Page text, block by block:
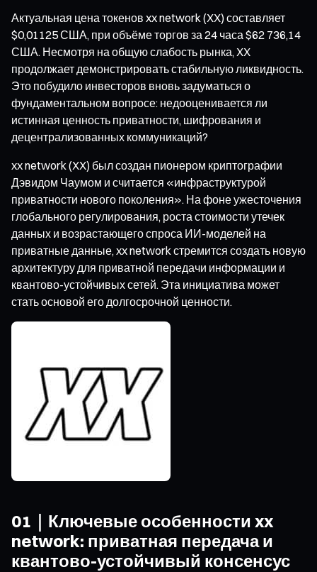
Актуальная цена токенов xx network (XX) составляет
$0,01125 США, при объёме торгов за 24 часа $62 736,14
США. Несмотря на общую слабость рынка, XX
продолжает демонстрировать стабильную ликвидность.
Это побудило инвесторов вновь задуматься о
фундаментальном вопросе: недооценивается ли
истинная ценность приватности, шифрования и
децентрализованных коммуникаций?
xx network (XX) был создан пионером криптографии
Дэвидом Чаумом и считается «инфраструктурой
приватности нового поколения». На фоне ужесточения
глобального регулирования, роста стоимости утечек
данных и возрастающего спроса ИИ-моделей на
приватные данные, xx network стремится создать новую
архитектуру для приватной передачи информации и
квантово-устойчивых сетей. Эта инициатива может
стать основой его долгосрочной ценности.
01｜Ключевые особенности xx
network: приватная передача и
квантово-устойчивый консенсус